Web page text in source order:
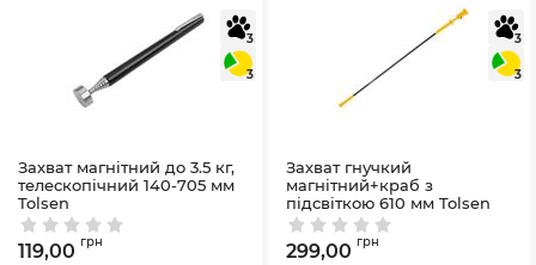
3
3
Захват магнітний до 3.5 кг,
телескопічний 140-705 мм
Tolsen
Артикул:66001
119,00 грн
3
3
Захват гнучкий
магнітний+краб з
підсвіткою 610 мм Tolsen
Артикул:66020
299,00 грн